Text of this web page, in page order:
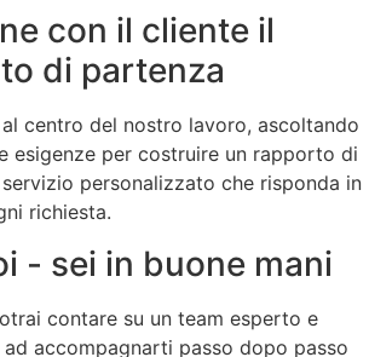
con il cliente il
di partenza
centro del nostro lavoro, ascoltando
esigenze per costruire un rapporto di
personalizzato che risponda in
richiesta.
- sei in buone mani
contare su un team esperto e
accompagnarti passo dopo passo